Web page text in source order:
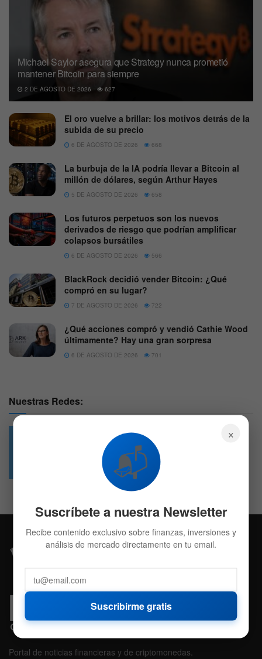
Michael Saylor asegura que Strategy nunca prometió
mantener Bitcoin para siempre
2 DE AGOSTO DE 2026 627
El oro vuelve a brillar: los motivos detrás de la
subida de su precio
6 DE AGOSTO DE 2026 668
La burbuja de la IA podría llevar a Bitcoin al
millón de dólares, según Arthur Hayes
5 DE AGOSTO DE 2026 658
Los futuros perpetuos son los nuevos
derivados de riesgo que podrían amplificar
colapsos bursátiles
6 DE AGOSTO DE 2026 566
BlackRock decidió vender Bitcoin: ¿Qué
compró en su lugar?
7 DE AGOSTO DE 2026 722
¿Qué acciones compró y vendió Cathie Wood
últimamente? Hay una gran sorpresa
6 DE AGOSTO DE 2026 701
Nuestras Redes:
4.7k
Followers
Portal de noticias financieras y de criptomonedas.
×
📬
Suscríbete a nuestra Newsletter
Recibe contenido exclusivo sobre finanzas, inversiones y
análisis de mercado directamente en tu email.
Suscribirme gratis